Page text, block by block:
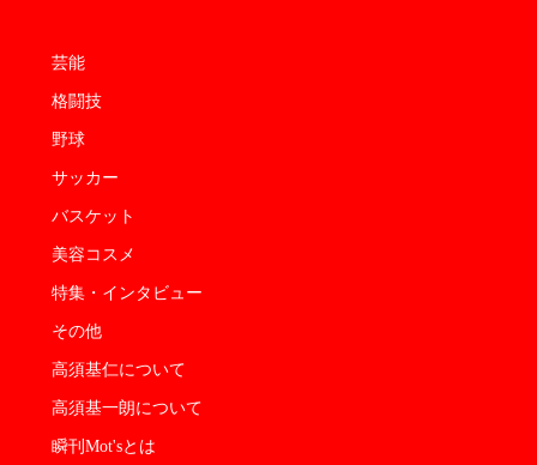
芸能
格闘技
野球
サッカー
バスケット
美容コスメ
特集・インタビュー
その他
高須基仁について
高須基一朗について
瞬刊Mot'sとは